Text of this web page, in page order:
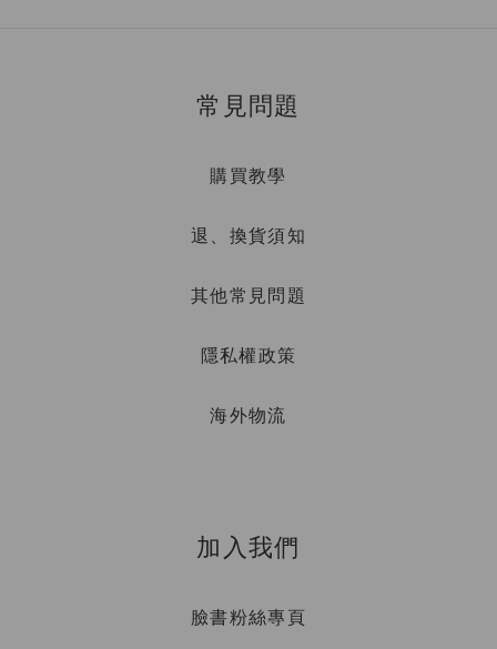
常見問題
購買教學
退、換貨須知
其他常見問題
隱私權政策
海外物流
加入我們
臉書粉絲專頁